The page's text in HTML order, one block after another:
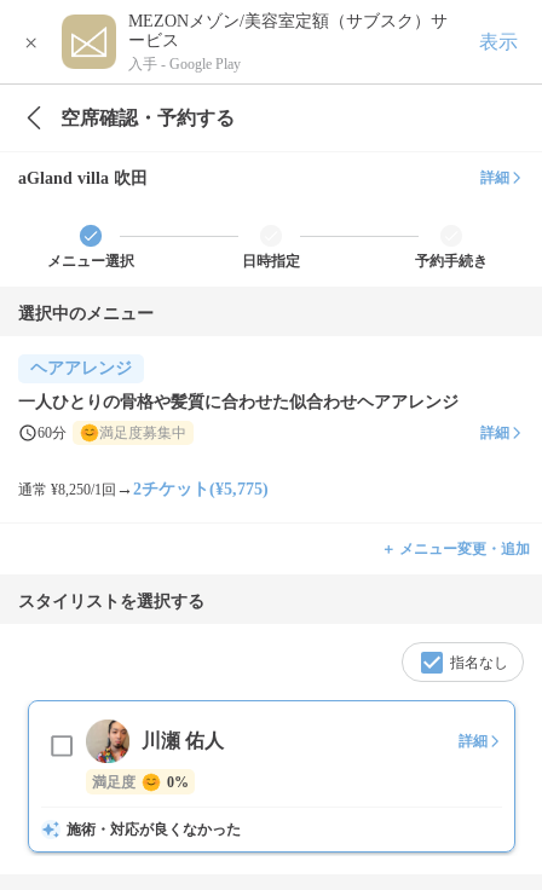
×
MEZONメゾン/美容室定額（サブスク）サ
ービス
入手 - Google Play
表示
空席確認・予約する
aGland villa 吹田 詳細
メニュー選択 日時指定 予約手続き
選択中のメニュー
ヘアアレンジ
一人ひとりの骨格や髪質に合わせた似合わせヘアアレンジ
60分 満足度募集中 詳細
通常 ¥8,250/1回 → 2チケット(¥5,775)
＋ メニュー変更・追加
スタイリストを選択する
指名なし
川瀬 佑人 詳細
満足度 0%
施術・対応が良くなかった